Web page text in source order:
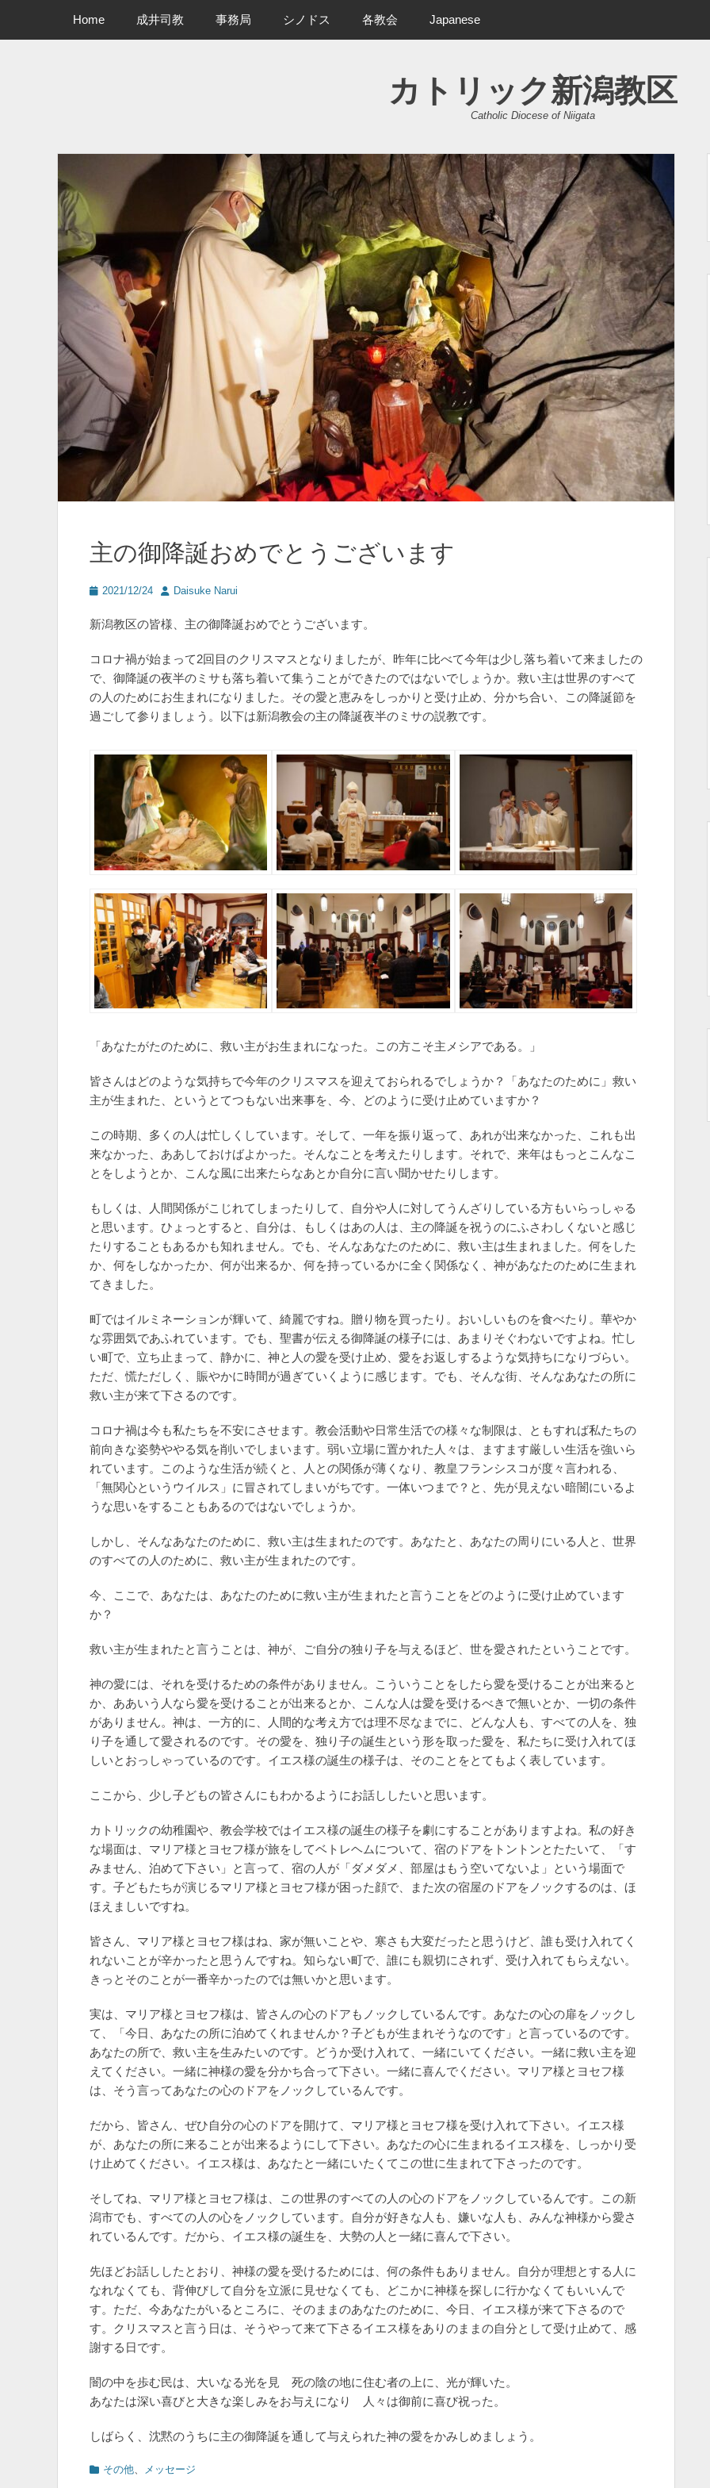
メインメニュー
プ
Home 成井司教 事務局 シノドス 各教会 Japanese
カトリック新潟教区
Catholic Diocese of Niigata
主の御降誕おめでとうございます
投
日
2021/12/24
投
者
Daisuke Narui
新潟教区の皆様、主の御降誕おめでとうございます。
コロナ禍が始まって2回目のクリスマスとなりましたが、昨年に比べて今年は少し落ち着いて来ましたの
で、御降誕の夜半のミサも落ち着いて集うことができたのではないでしょうか。救い主は世界のすべて
の人のためにお生まれになりました。その愛と恵みをしっかりと受け止め、分かち合い、この降誕節を
過ごして参りましょう。以下は新潟教会の主の降誕夜半のミサの説教です。
「あなたがたのために、救い主がお生まれになった。この方こそ主メシアである。」
皆さんはどのような気持ちで今年のクリスマスを迎えておられるでしょうか？「あなたのために」救い
主が生まれた、というとてつもない出来事を、今、どのように受け止めていますか？
この時期、多くの人は忙しくしています。そして、一年を振り返って、あれが出来なかった、これも出
来なかった、ああしておけばよかった。そんなことを考えたりします。それで、来年はもっとこんなこ
とをしようとか、こんな風に出来たらなあとか自分に言い聞かせたりします。
もしくは、人間関係がこじれてしまったりして、自分や人に対してうんざりしている方もいらっしゃる
と思います。ひょっとすると、自分は、もしくはあの人は、主の降誕を祝うのにふさわしくないと感じ
たりすることもあるかも知れません。でも、そんなあなたのために、救い主は生まれました。何をした
か、何をしなかったか、何が出来るか、何を持っているかに全く関係なく、神があなたのために生まれ
てきました。
町ではイルミネーションが輝いて、綺麗ですね。贈り物を買ったり。おいしいものを食べたり。華やか
な雰囲気であふれています。でも、聖書が伝える御降誕の様子には、あまりそぐわないですよね。忙し
い町で、立ち止まって、静かに、神と人の愛を受け止め、愛をお返しするような気持ちになりづらい。
ただ、慌ただしく、賑やかに時間が過ぎていくように感じます。でも、そんな街、そんなあなたの所に
救い主が来て下さるのです。
コロナ禍は今も私たちを不安にさせます。教会活動や日常生活での様々な制限は、ともすれば私たちの
前向きな姿勢ややる気を削いでしまいます。弱い立場に置かれた人々は、ますます厳しい生活を強いら
れています。このような生活が続くと、人との関係が薄くなり、教皇フランシスコが度々言われる、
「無関心というウイルス」に冒されてしまいがちです。一体いつまで？と、先が見えない暗闇にいるよ
うな思いをすることもあるのではないでしょうか。
しかし、そんなあなたのために、救い主は生まれたのです。あなたと、あなたの周りにいる人と、世界
のすべての人のために、救い主が生まれたのです。
今、ここで、あなたは、あなたのために救い主が生まれたと言うことをどのように受け止めています
か？
救い主が生まれたと言うことは、神が、ご自分の独り子を与えるほど、世を愛されたということです。
神の愛には、それを受けるための条件がありません。こういうことをしたら愛を受けることが出来ると
か、ああいう人なら愛を受けることが出来るとか、こんな人は愛を受けるべきで無いとか、一切の条件
がありません。神は、一方的に、人間的な考え方では理不尽なまでに、どんな人も、すべての人を、独
り子を通して愛されるのです。その愛を、独り子の誕生という形を取った愛を、私たちに受け入れてほ
しいとおっしゃっているのです。イエス様の誕生の様子は、そのことをとてもよく表しています。
ここから、少し子どもの皆さんにもわかるようにお話ししたいと思います。
カトリックの幼稚園や、教会学校ではイエス様の誕生の様子を劇にすることがありますよね。私の好き
な場面は、マリア様とヨセフ様が旅をしてベトレヘムについて、宿のドアをトントンとたたいて、「す
みません、泊めて下さい」と言って、宿の人が「ダメダメ、部屋はもう空いてないよ」という場面で
す。子どもたちが演じるマリア様とヨセフ様が困った顔で、また次の宿屋のドアをノックするのは、ほ
ほえましいですね。
皆さん、マリア様とヨセフ様はね、家が無いことや、寒さも大変だったと思うけど、誰も受け入れてく
れないことが辛かったと思うんですね。知らない町で、誰にも親切にされず、受け入れてもらえない。
きっとそのことが一番辛かったのでは無いかと思います。
実は、マリア様とヨセフ様は、皆さんの心のドアもノックしているんです。あなたの心の扉をノックし
て、「今日、あなたの所に泊めてくれませんか？子どもが生まれそうなのです」と言っているのです。
あなたの所で、救い主を生みたいのです。どうか受け入れて、一緒にいてください。一緒に救い主を迎
えてください。一緒に神様の愛を分かち合って下さい。一緒に喜んでください。マリア様とヨセフ様
は、そう言ってあなたの心のドアをノックしているんです。
だから、皆さん、ぜひ自分の心のドアを開けて、マリア様とヨセフ様を受け入れて下さい。イエス様
が、あなたの所に来ることが出来るようにして下さい。あなたの心に生まれるイエス様を、しっかり受
け止めてください。イエス様は、あなたと一緒にいたくてこの世に生まれて下さったのです。
そしてね、マリア様とヨセフ様は、この世界のすべての人の心のドアをノックしているんです。この新
潟市でも、すべての人の心をノックしています。自分が好きな人も、嫌いな人も、みんな神様から愛さ
れているんです。だから、イエス様の誕生を、大勢の人と一緒に喜んで下さい。
先ほどお話ししたとおり、神様の愛を受けるためには、何の条件もありません。自分が理想とする人に
なれなくても、背伸びして自分を立派に見せなくても、どこかに神様を探しに行かなくてもいいんで
す。ただ、今あなたがいるところに、そのままのあなたのために、今日、イエス様が来て下さるので
す。クリスマスと言う日は、そうやって来て下さるイエス様をありのままの自分として受け止めて、感
謝する日です。
闇の中を歩む民は、大いなる光を見 死の陰の地に住む者の上に、光が輝いた。
あなたは深い喜びと大きな楽しみをお与えになり 人々は御前に喜び祝った。
しばらく、沈黙のうちに主の御降誕を通して与えられた神の愛をかみしめましょう。
カ その他 メッセージ